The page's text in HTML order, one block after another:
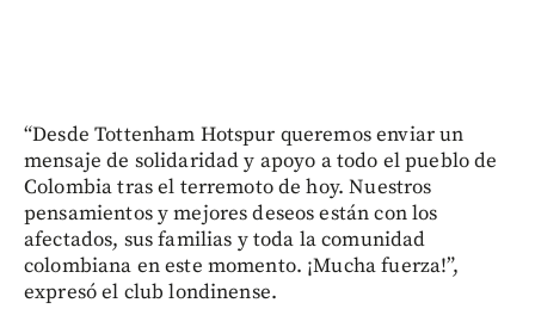
“Desde Tottenham Hotspur queremos enviar un
mensaje de solidaridad y apoyo a todo el pueblo de
Colombia tras el terremoto de hoy. Nuestros
pensamientos y mejores deseos están con los
afectados, sus familias y toda la comunidad
colombiana en este momento. ¡Mucha fuerza!”,
expresó el club londinense.